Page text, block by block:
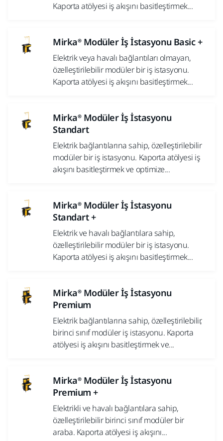
Kaporta atölyesi iş akışını basitleştirmek...
Mirka® Modüler İş İstasyonu Basic +
Elektrik veya havalı bağlantıları olmayan,
özelleştirilebilir modüler bir iş istasyonu.
Kaporta atölyesi iş akışını basitleştirmek...
Mirka® Modüler İş İstasyonu
Standart
Elektrik bağlantılarına sahip, özelleştirilebilir
modüler bir iş istasyonu. Kaporta atölyesi iş
akışını basitleştirmek ve optimize...
Mirka® Modüler İş İstasyonu
Standart +
Elektrik ve havalı bağlantılara sahip,
özelleştirilebilir modüler bir iş istasyonu.
Kaporta atölyesi iş akışını basitleştirmek...
Mirka® Modüler İş İstasyonu
Premium
Elektrik bağlantılarına sahip, özelleştirilebilir,
birinci sınıf modüler iş istasyonu. Kaporta
atölyesi iş akışını basitleştirmek ve...
Mirka® Modüler İş İstasyonu
Premium +
Elektrikli ve havalı bağlantılara sahip,
özelleştirilebilir birinci sınıf modüler bir
araba. Kaporta atölyesi iş akışını...